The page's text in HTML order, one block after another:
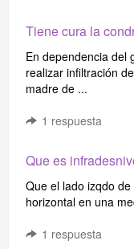
Tiene cura la
En dependencia del
realizar infiltración
madre de ...
1 respuesta
Que es
Que el lado izqdo
horizontal en una
1 respuesta